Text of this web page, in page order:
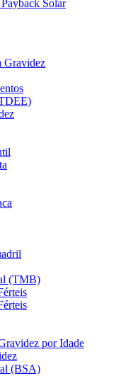
Solar
Gravidez
(TMB)
por Idade
(BSA)